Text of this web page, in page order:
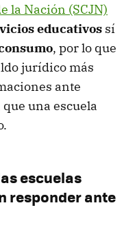
la Nación (SCJN)
educativos sí
, por lo que
jurídico más
ante
una escuela
escuelas
responder ante